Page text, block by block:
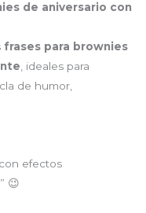
de aniversario con
frases para brownies
, ideales para
de humor,
efectos
😉